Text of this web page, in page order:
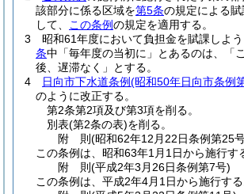
該部分に係る区域を第5条の規定による
して、
この条例の規定を適用する。
3
昭和61年度において負担金を賦課しよ
条中「毎年度の当初に」とあるのは、「
後、遅滞なく」とする。
4
日向市下水道条例(昭和50年日向市条例
のように改正する。
第2条第2項及び第3項を削る。
別表(第2条の表)を削る。
附 則(昭和62年12月22日条例第25
この条例は、昭和63年1月1日から施行す
附 則(平成2年3月26日条例第7号)
この条例は、平成2年4月1日から施行する